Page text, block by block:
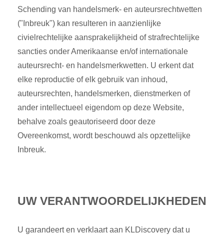
Schending van handelsmerk- en auteursrechtwetten
("Inbreuk") kan resulteren in aanzienlijke
civielrechtelijke aansprakelijkheid of strafrechtelijke
sancties onder Amerikaanse en/of internationale
auteursrecht- en handelsmerkwetten. U erkent dat
elke reproductie of elk gebruik van inhoud,
auteursrechten, handelsmerken, dienstmerken of
ander intellectueel eigendom op deze Website,
behalve zoals geautoriseerd door deze
Overeenkomst, wordt beschouwd als opzettelijke
Inbreuk.
UW VERANTWOORDELIJKHEDEN
U garandeert en verklaart aan KLDiscovery dat u